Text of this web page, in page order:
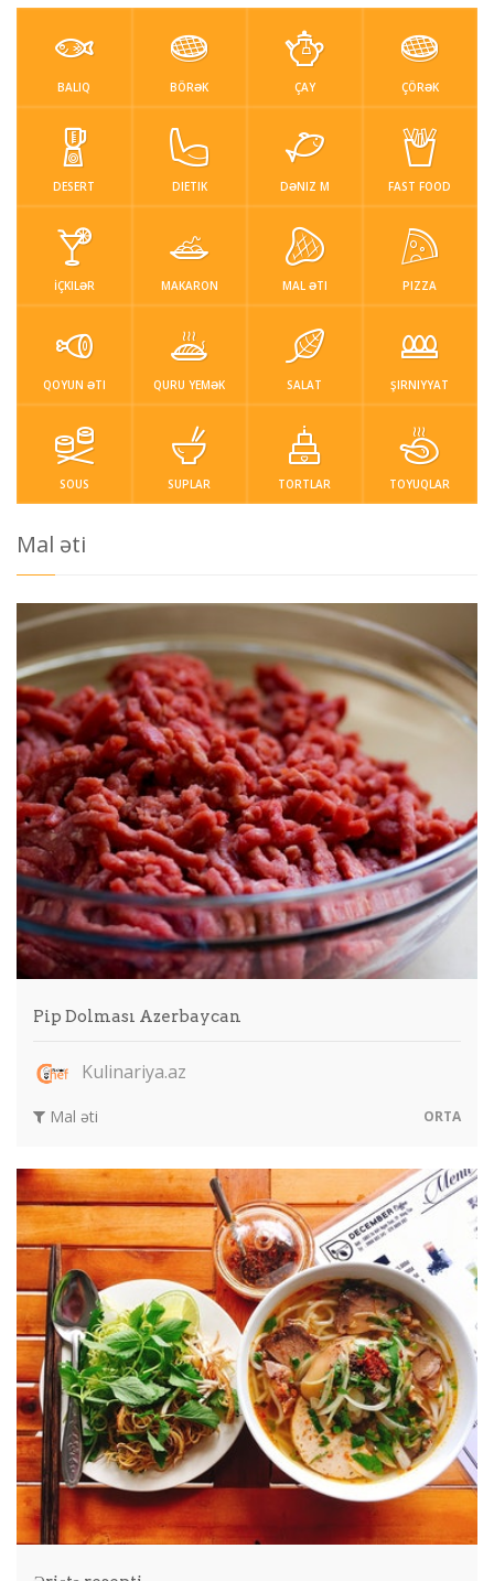
Sous Suplar Tortlar
Toyuqlar
Yemek resepti
faydali melumat
Əlaqə
Giriş / Qeydiyat
BALIQ BÖRƏK ÇAY ÇÖRƏK
DESERT DIETIK DƏNIZ M FAST FOOD
İÇKILƏR MAKARON MAL ƏTI PIZZA
QOYUN ƏTI QURU YEMƏK SALAT ŞIRNIYYAT
SOUS SUPLAR TORTLAR TOYUQLAR
Mal əti
Pip Dolması Azerbaycan
Kulinariya.az
Mal əti ORTA